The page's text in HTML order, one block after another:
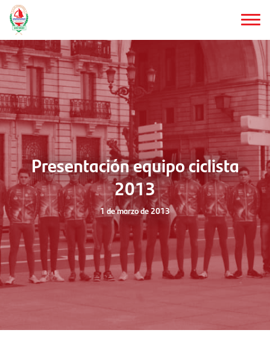
Saltar
al
contenido
principal
Presentación equipo ciclista
2013
1 de marzo de 2013